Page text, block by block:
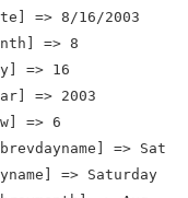
=> 8/16/2003
=> 8
=> 16
=> 2003
=> 6
=> Sat
=> Saturday